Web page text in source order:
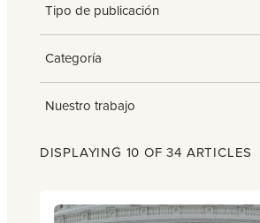
DISPLAYING 10 OF 34 ARTICLES
Tipo de publicación
Categoría
Nuestro trabajo